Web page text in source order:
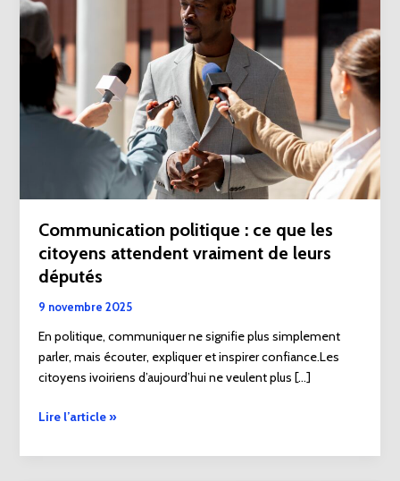
Communication politique : ce que les
citoyens attendent vraiment de leurs
députés
9 novembre 2025
En politique, communiquer ne signifie plus simplement
parler, mais écouter, expliquer et inspirer confiance.Les
citoyens ivoiriens d’aujourd’hui ne veulent plus […]
:
ce
que
citoyens
attendent
vraiment
Lire l’article »